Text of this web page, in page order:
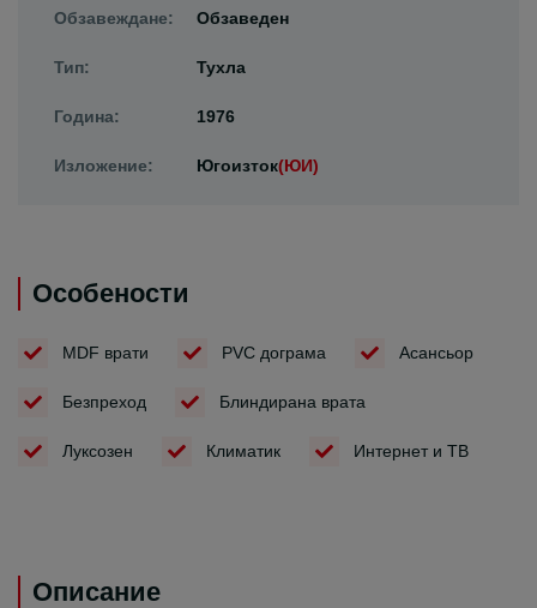
Обзавеждане: Обзаведен
Тип: Тухла
Година: 1976
Изложение: Югоизток(ЮИ)
Особености
MDF врати PVC дограма Асансьор
Безпреход Блиндирана врата
Луксозен Климатик Интернет и ТВ
Описание